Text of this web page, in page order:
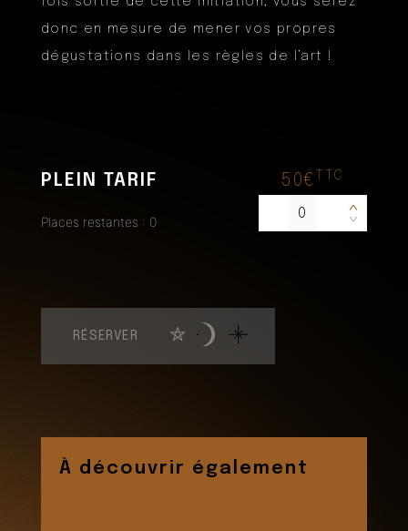
donc en mesure de mener vos propres
dégustations dans les règles de l’art !
PLEIN TARIF
Places restantes : 0
50€ TTC
<
>
RÉSERVER
À découvrir également